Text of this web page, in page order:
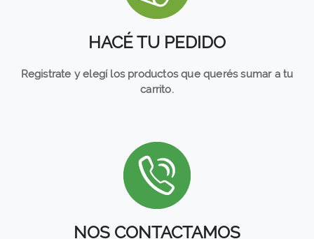
HACÉ TU PEDIDO
Registrate y elegí los productos que querés sumar a tu
carrito.
NOS CONTACTAMOS